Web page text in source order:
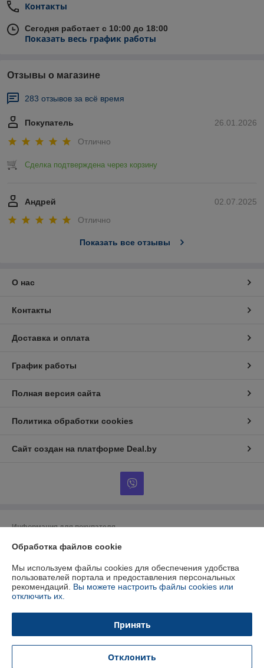
Контакты
Сегодня работает с 10:00 до 18:00
Показать весь график работы
Отзывы о магазине
283 отзывов за всё время
26.01.2026
Покупатель
Отлично
Сделка подтверждена через корзину
02.07.2025
Андрей
Отлично
Показать все отзывы
О нас
Контакты
Доставка и оплата
График работы
Полная версия сайта
Политика обработки cookies
Сайт создан на платформе Deal.by
Информация для покупателя
Юридическое лицо:ООО "БУРАН-Техно"
Регистрационный номер ЕГР: 192412723
УНП: 192412723
Регистрационный орган: Минский горисполком
Дата регистрации компании: 26.01.2015
Ссылка на свидетельство/лицензию
Обработка файлов cookie
Мы используем файлы cookies для обеспечения удобства
пользователей портала и предоставления персональных
рекомендаций. Вы можете настроить файлы cookies или
отключить их.
Принять
Отклонить